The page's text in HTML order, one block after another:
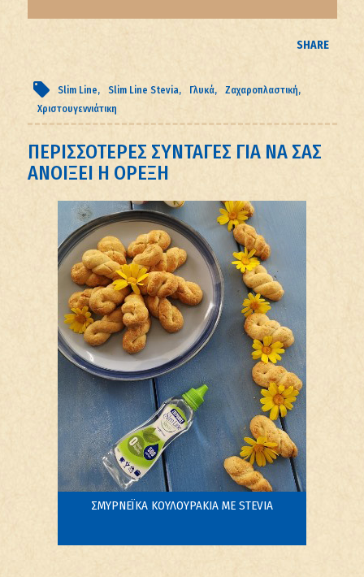
SHARE
Slim Line Slim Line Stevia Γλυκά
Ζαχαροπλαστική
Χριστουγεννιάτικη
ΠΕΡΙΣΣΟΤΕΡΕΣ ΣΥΝΤΑΓΕΣ ΓΙΑ ΝΑ ΣΑΣ
ΑΝΟΙΞΕΙ Η ΟΡΕΞΗ
ΣΜΥΡΝΕΪΚΑ ΚΟΥΛΟΥΡΑΚΙΑ ΜΕ STEVIA